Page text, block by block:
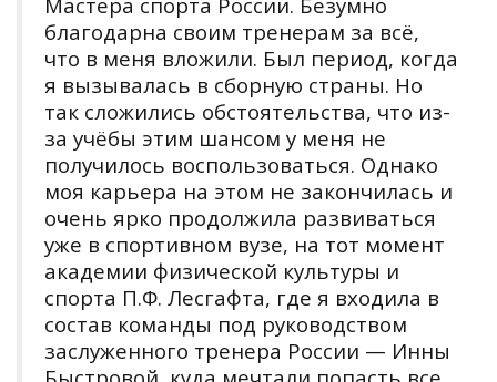
благодарна своим тренерам за всё,
что в меня вложили. Был период, когда
я вызывалась в сборную страны. Но
так сложились обстоятельства, что из-
за учёбы этим шансом у меня не
получилось воспользоваться. Однако
моя карьера на этом не закончилась и
очень ярко продолжила развиваться
уже в спортивном вузе, на тот момент
академии физической культуры и
спорта П.Ф. Лесгафта, где я входила в
состав команды под руководством
заслуженного тренера России — Инны